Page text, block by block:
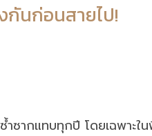
กันก่อนสายไป!
ำซากแทบทุกปี โดยเฉพ